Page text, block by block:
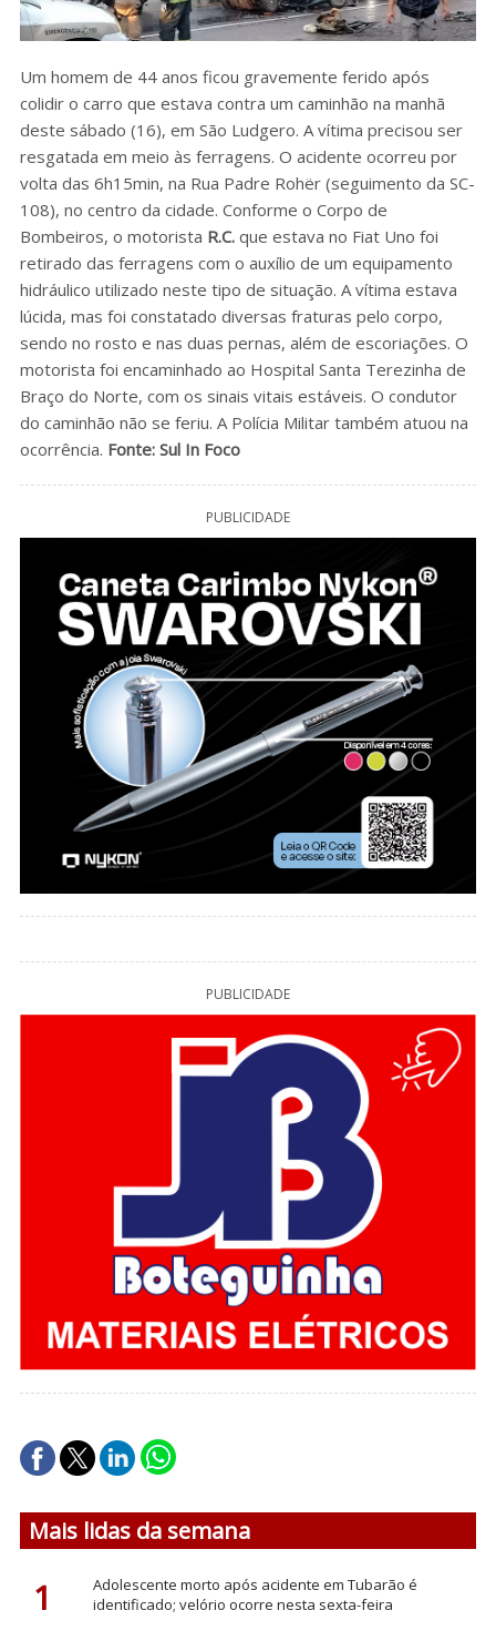
Um homem de 44 anos ficou gravemente ferido após
colidir o carro que estava contra um caminhão na manhã
deste sábado (16), em São Ludgero. A vítima precisou ser
resgatada em meio às ferragens. O acidente ocorreu por
volta das 6h15min, na Rua Padre Rohër (seguimento da SC-
108), no centro da cidade. Conforme o Corpo de
Bombeiros, o motorista R.C.que estava no Fiat Uno foi
retirado das ferragens com o auxílio de um equipamento
hidráulico utilizado neste tipo de situação. A vítima estava
lúcida, mas foi constatado diversas fraturas pelo corpo,
sendo no rosto e nas duas pernas, além de escoriações. O
motorista foi encaminhado ao Hospital Santa Terezinha de
Braço do Norte, com os sinais vitais estáveis. O condutor
do caminhão não se feriu. A Polícia Militar também atuou na
ocorrência. Fonte: Sul In Foco
PUBLICIDADE
PUBLICIDADE
Mais lidas da semana
1
Adolescente morto após acidente em Tubarão é
identificado; velório ocorre nesta sexta-feira